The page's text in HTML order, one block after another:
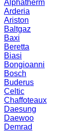
Alphatherm
Arderia
Ariston
Baltgaz
Baxi
Beretta
Biasi
Bongioanni
Bosch
Buderus
Celtic
Chaffoteaux
Daesung
Daewoo
Demrad